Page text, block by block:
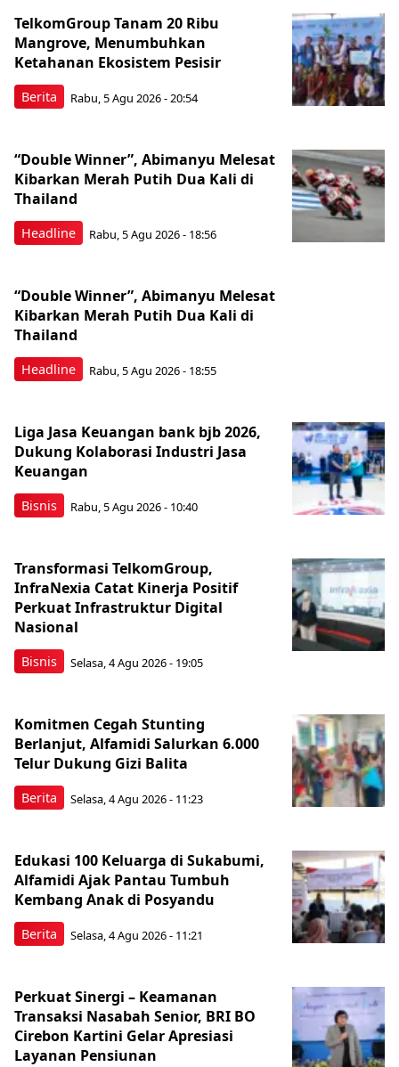
Berita
TelkomGroup Tanam 20 Ribu
Mangrove, Menumbuhkan
Ketahanan Ekosistem Pesisir
Rabu, 5 Agu 2026 - 20:54
Headline
“Double Winner”, Abimanyu Melesat
Kibarkan Merah Putih Dua Kali di
Thailand
Rabu, 5 Agu 2026 - 18:56
Headline
“Double Winner”, Abimanyu Melesat
Kibarkan Merah Putih Dua Kali di
Thailand
Rabu, 5 Agu 2026 - 18:55
Bisnis
Liga Jasa Keuangan bank bjb 2026,
Dukung Kolaborasi Industri Jasa
Keuangan
Rabu, 5 Agu 2026 - 10:40
Bisnis
Transformasi TelkomGroup,
InfraNexia Catat Kinerja Positif
Perkuat Infrastruktur Digital
Nasional
Selasa, 4 Agu 2026 - 19:05
Berita
Komitmen Cegah Stunting
Berlanjut, Alfamidi Salurkan 6.000
Telur Dukung Gizi Balita
Selasa, 4 Agu 2026 - 11:23
Berita
Edukasi 100 Keluarga di Sukabumi,
Alfamidi Ajak Pantau Tumbuh
Kembang Anak di Posyandu
Selasa, 4 Agu 2026 - 11:21
Perkuat Sinergi – Keamanan
Transaksi Nasabah Senior, BRI BO
Cirebon Kartini Gelar Apresiasi
Layanan Pensiunan